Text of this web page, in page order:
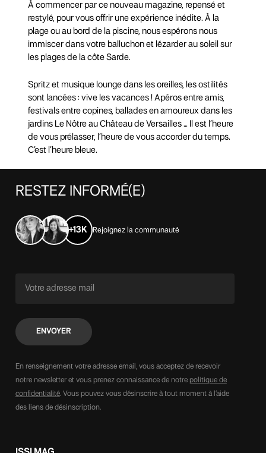
À commencer par ce nouveau magazine, repensé et
restylé, pour vous offrir une expérience inédite. À la
plage ou au bord de la piscine, nous espérons nous
immiscer dans votre balluchon et lézarder au soleil sur
les plages de la côte Sarde.
Spritz et musique lounge dans les oreilles, les ostilités
sont lancées : vive les vacances ! Apéros entre amis,
festivals entre copines, ballades en amoureux dans les
jardins Le Nôtre au Château de Versailles … Il est l’heure
de vous prélasser, l’heure de vous accorder du temps.
C’est l’heure bleue.
RESTEZ INFORMÉ(E)
+13K Rejoignez la communauté
En renseignement votre adresse email, vous acceptez de recevoir
notre newsletter et vous prenez connaissance de notre politique de
confidentialité. Vous pouvez vous désinscrire à tout moment à l’aide
des liens de désinscription.